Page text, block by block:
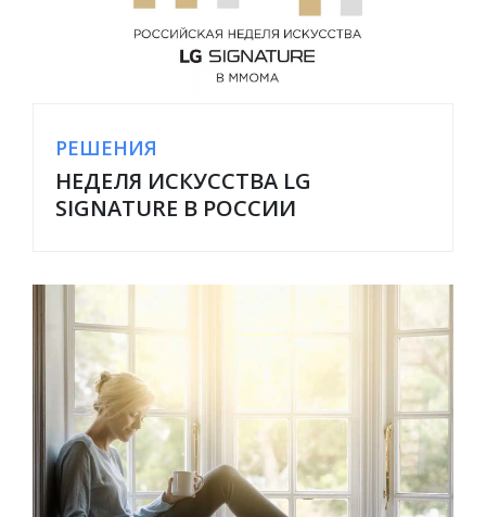
РЕШЕНИЯ
НЕДЕЛЯ ИСКУССТВА LG
SIGNATURE В РОССИИ